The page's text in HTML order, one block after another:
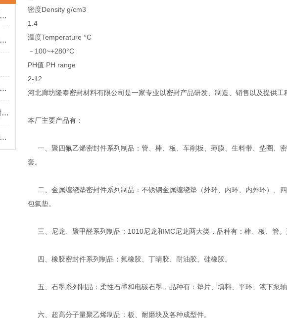
密封盘根适用于油田高压泥浆泵，煤矿井下液压支架的盘根
芳纶盘根质量好坏可从产品外观材质尺寸精度性能和品牌来入手
芳纶盘根可分为通用型、高压型及耐腐蚀型三大类别
芳纶盘根密封材料具有强度高,耐磨耗性好
芳纶盘根以芳纶纤维为核心原料，通过特殊编织工艺形成致密结构
密度Density g/cm3
1.4
温度Temperature °C
－100~+280°C
PH值 PH range
2-12
河北廊坊隆泰密封材料有限公司是一家专业以密封产品研发、制造、销售以及提供工
本厂主要产品有：
一、聚四氟乙烯密封件系列制品：管、棒、板、车削板、薄膜、生料带、垫圈、
套。
二、金属缠绕垫密封件系列制品：不锈钢金属缠绕垫（外环、内环、内外环）、
包氟垫。
三、尼龙、聚甲醛系列制品：1010尼龙和MC尼龙两大类，品种有：棒、板、管。
四、橡胶密封件系列制品：氟橡胶、丁晴胶、耐油胶、硅橡胶。
五、石墨系列制品：柔性石墨和电碳石墨，品种有：垫片、填料、平环、液下泵轴
六、超高分子量聚乙烯制品：板、耐磨块及各种成型件。